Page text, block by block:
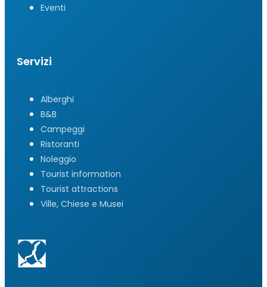
Eventi
Servizi
Alberghi
B&B
Campeggi
Ristoranti
Noleggio
Tourist information
Tourist attractions
Ville, Chiese e Musei